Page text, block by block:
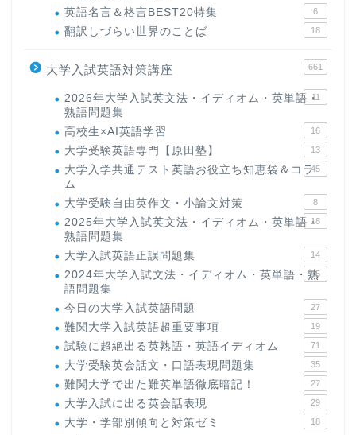
英語名言＆格言BEST20特集 6
翻訳しづらい世界のことば 18
大学入試英語対策講座 661
2026年大学入試英文法・イディオム・英単語・
熟語問題集
11
高校生×AI英語学習 16
大学受験英語専門【原田塾】 13
大学入学共通テスト英語お役立ち知恵袋＆コラ
ム
45
大学受験自由英作文・小論文対策 8
2025年大学入試英文法・イディオム・英単語・
熟語問題集
18
大学入試英語正誤問題集 14
2024年大学入試文法・イディオム・英単語・熟
語問題集
15
今日の大学入試英語問題 27
難関大学入試英語超重要事項 19
試験に超絶出る英熟語・英語イディオム 71
大学受験英会話文・口語表現問題集 35
難関大学で出た難英単語徹底暗記！ 27
大学入試に出る英会話表現 29
大学・学部別傾向と対策ゼミ 18